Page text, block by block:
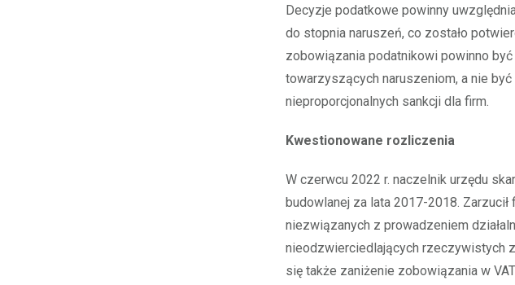
Decyzje podatkowe powinny
do stopnia naruszeń, co zostało
zobowiązania podatnikowi powinno
towarzyszących naruszeniom, a nie
nieproporcjonalnych sankcji dla firm.
Kwestionowane rozliczenia
W czerwcu 2022 r. naczelnik urzędu
budowlanej za lata 2017-2018.
niezwiązanych z prowadzeniem
nieodzwierciedlających rzeczywistych
się także zaniżenie zobowiązania w